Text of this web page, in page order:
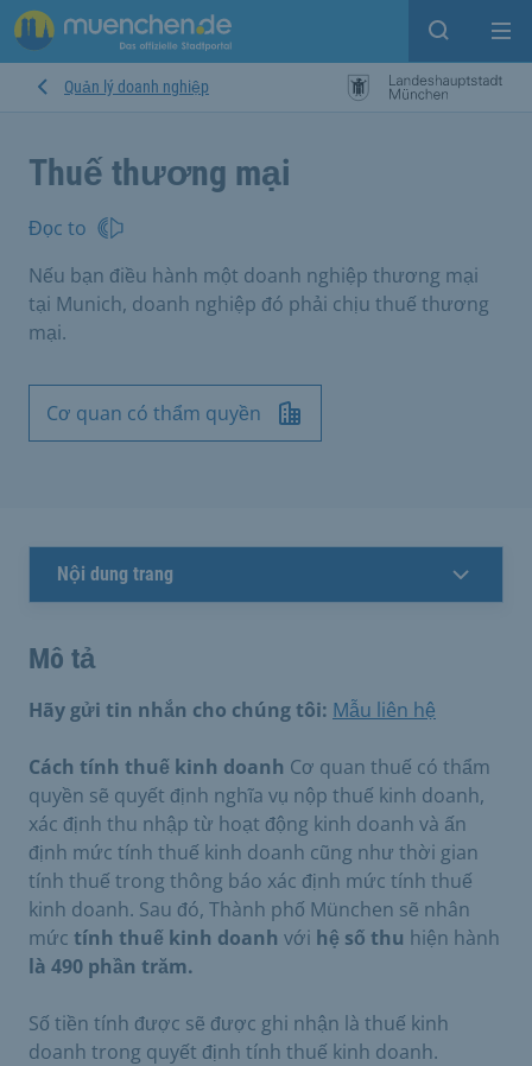
Open
Quản lý doanh nghiệp
Thuế thương mại
Đọc to
Nếu bạn điều hành một doanh nghiệp thương mại
tại Munich, doanh nghiệp đó phải chịu thuế thương
mại.
Cơ quan có thẩm quyền
Nội dung trang
Mô tả
Hãy gửi tin nhắn cho chúng tôi: Mẫu liên hệ
Cách tính thuế kinh doanh Cơ quan thuế có thẩm
quyền sẽ quyết định nghĩa vụ nộp thuế kinh doanh,
xác định thu nhập từ hoạt động kinh doanh và ấn
định mức tính thuế kinh doanh cũng như thời gian
tính thuế trong thông báo xác định mức tính thuế
kinh doanh. Sau đó, Thành phố München sẽ nhân
mức tính thuế kinh doanh với hệ số thu hiện hành
là 490 phần trăm.
Số tiền tính được sẽ được ghi nhận là thuế kinh
doanh trong quyết định tính thuế kinh doanh.